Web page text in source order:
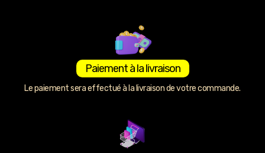
Paiement à la livraison
Le paiement sera effectué à la livraison de votre commande.